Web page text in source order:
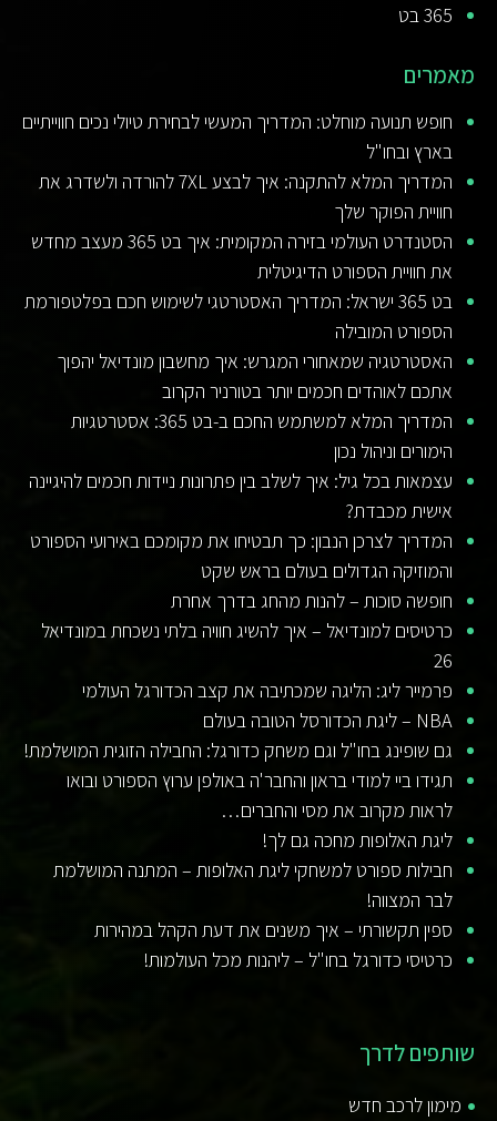
365 בט
מאמרים
חופש תנועה מוחלט: המדריך המעשי לבחירת טיולי נכים חווייתיים
בארץ ובחו"ל
המדריך המלא להתקנה: איך לבצע 7XL להורדה ולשדרג את
חוויית הפוקר שלך
הסטנדרט העולמי בזירה המקומית: איך בט 365 מעצב מחדש
את חוויית הספורט הדיגיטלית
בט 365 ישראל: המדריך האסטרטגי לשימוש חכם בפלטפורמת
הספורט המובילה
האסטרטגיה שמאחורי המגרש: איך מחשבון מונדיאל יהפוך
אתכם לאוהדים חכמים יותר בטורניר הקרוב
המדריך המלא למשתמש החכם ב-בט 365: אסטרטגיות
הימורים וניהול נכון
עצמאות בכל גיל: איך לשלב בין פתרונות ניידות חכמים להיגיינה
אישית מכבדת?
המדריך לצרכן הנבון: כך תבטיחו את מקומכם באירועי הספורט
והמוזיקה הגדולים בעולם בראש שקט
חופשה סוכות – להנות מהחג בדרך אחרת
כרטיסים למונדיאל – איך להשיג חוויה בלתי נשכחת במונדיאל
26
פרמייר ליג: הליגה שמכתיבה את קצב הכדורגל העולמי
NBA – ליגת הכדורסל הטובה בעולם
גם שופינג בחו"ל וגם משחק כדורגל: החבילה הזוגית המושלמת!
תגידו ביי למודי בראון והחבר'ה באולפן ערוץ הספורט ובואו
לראות מקרוב את מסי והחברים…
ליגת האלופות מחכה גם לך!
חבילות ספורט למשחקי ליגת האלופות – המתנה המושלמת
לבר המצווה!
ספין תקשורתי – איך משנים את דעת הקהל במהירות
כרטיסי כדורגל בחו"ל – ליהנות מכל העולמות!
שותפים לדרך
מימון לרכב חדש